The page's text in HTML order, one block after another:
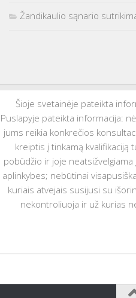
Žandikaulio sąnario
Šioje svetainėje pateikta
Puslapyje pateikta informacija:
jums reikia konkrečios
kreiptis į tinkamą
pobūdžio ir joje
aplinkybes; nebūtinai
kuriais atvejais susijusi su
nekontroliuoja ir už kurias